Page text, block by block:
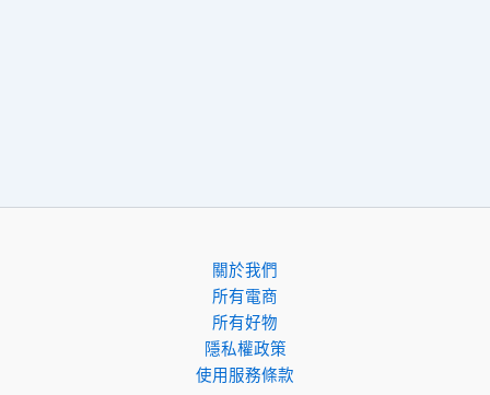
關於我們
所有電商
所有好物
隱私權政策
使用服務條款